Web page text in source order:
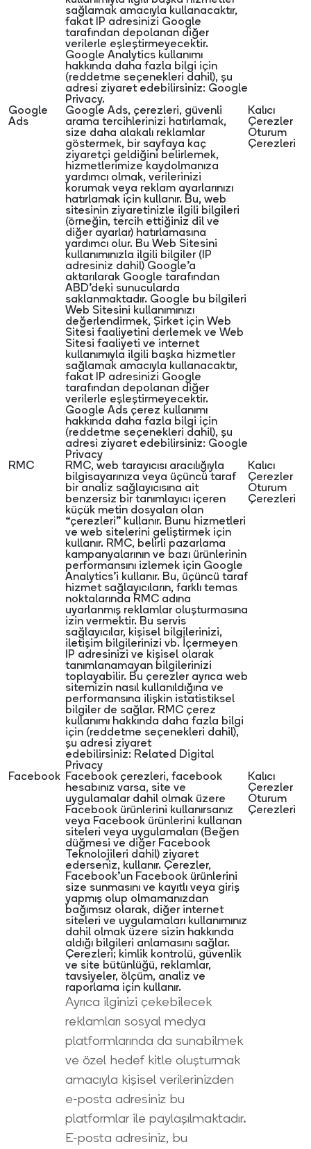
sağlamak amacıyla kullanacaktır,
fakat IP adresinizi Google
tarafından depolanan diğer
verilerle eşleştirmeyecektir.
Google Analytics kullanımı
hakkında daha fazla bilgi için
(reddetme seçenekleri dahil), şu
adresi ziyaret edebilirsiniz: Google
Privacy.
Google
Ads
Google Ads, çerezleri, güvenli
arama tercihlerinizi hatırlamak,
size daha alakalı reklamlar
göstermek, bir sayfaya kaç
ziyaretçi geldiğini belirlemek,
hizmetlerimize kaydolmanıza
yardımcı olmak, verilerinizi
korumak veya reklam ayarlarınızı
hatırlamak için kullanır. Bu, web
sitesinin ziyaretinizle ilgili bilgileri
(örneğin, tercih ettiğiniz dil ve
diğer ayarlar) hatırlamasına
yardımcı olur. Bu Web Sitesini
kullanımınızla ilgili bilgiler (IP
adresiniz dahil) Google’a
aktarılarak Google tarafından
ABD’deki sunucularda
saklanmaktadır. Google bu bilgileri
Web Sitesini kullanımınızı
değerlendirmek, Şirket için Web
Sitesi faaliyetini derlemek ve Web
Sitesi faaliyeti ve internet
kullanımıyla ilgili başka hizmetler
sağlamak amacıyla kullanacaktır,
fakat IP adresinizi Google
tarafından depolanan diğer
verilerle eşleştirmeyecektir.
Google Ads çerez kullanımı
hakkında daha fazla bilgi için
(reddetme seçenekleri dahil), şu
adresi ziyaret edebilirsiniz: Google
Privacy
Kalıcı
Çerezler
Oturum
Çerezleri
RMC
RMC, web tarayıcısı aracılığıyla
bilgisayarınıza veya üçüncü taraf
bir analiz sağlayıcısına ait
benzersiz bir tanımlayıcı içeren
küçük metin dosyaları olan
“çerezleri” kullanır. Bunu hizmetleri
ve web sitelerini geliştirmek için
kullanır. RMC, belirli pazarlama
kampanyalarının ve bazı ürünlerinin
performansını izlemek için Google
Analytics’i kullanır. Bu, üçüncü taraf
hizmet sağlayıcıların, farklı temas
noktalarında RMC adına
uyarlanmış reklamlar oluşturmasına
izin vermektir. Bu servis
sağlayıcılar, kişisel bilgilerinizi,
iletişim bilgilerinizi vb. İçermeyen
IP adresinizi ve kişisel olarak
tanımlanamayan bilgilerinizi
toplayabilir. Bu çerezler ayrıca web
sitemizin nasıl kullanıldığına ve
performansına ilişkin istatistiksel
bilgiler de sağlar. RMC çerez
kullanımı hakkında daha fazla bilgi
için (reddetme seçenekleri dahil),
şu adresi ziyaret
edebilirsiniz: Related Digital
Privacy
Kalıcı
Çerezler
Oturum
Çerezleri
Facebook Facebook çerezleri, facebook
hesabınız varsa, site ve
uygulamalar dahil olmak üzere
Facebook ürünlerini kullanırsanız
veya Facebook ürünlerini kullanan
siteleri veya uygulamaları (Beğen
düğmesi ve diğer Facebook
Teknolojileri dahil) ziyaret
ederseniz, kullanır. Çerezler,
Facebook’un Facebook ürünlerini
size sunmasını ve kayıtlı veya giriş
yapmış olup olmamanızdan
bağımsız olarak, diğer internet
siteleri ve uygulamaları kullanımınız
dahil olmak üzere sizin hakkında
aldığı bilgileri anlamasını sağlar.
Çerezleri; kimlik kontrolü, güvenlik
ve site bütünlüğü, reklamlar,
tavsiyeler, ölçüm, analiz ve
raporlama için kullanır.
Ayrıca ilginizi çekebilecek
reklamları sosyal medya
platformlarında da sunabilmek
ve özel hedef kitle oluşturmak
amacıyla kişisel verilerinizden
e-posta adresiniz bu
platformlar ile paylaşılmaktadır.
E-posta adresiniz, bu
Kalıcı
Çerezler
Oturum
Çerezleri